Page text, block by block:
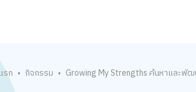
รก • กิจกรรม • Growing My Strengths ค้นหาและพัฒ